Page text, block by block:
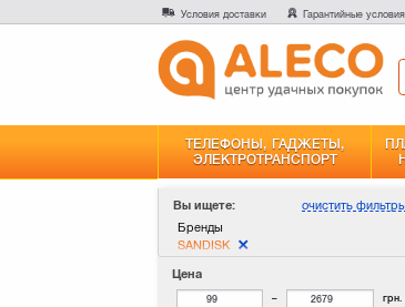
Условия доставки Гарантийные условия
ТЕЛЕФОНЫ, ГАДЖЕТЫ,
ЭЛЕКТРОТРАНСПОРТ
Вы ищете:
Бренды
SANDISK
очистить фильтры
Цена
– грн.